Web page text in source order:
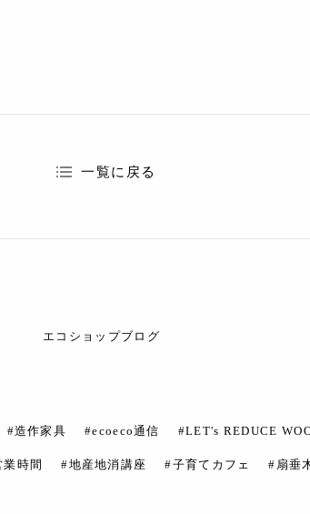
一覧に戻る
エコショップブログ
造作家具 #ecoeco通信 #LET's REDUCE
業時間 #地産地消講座 #子育てカフェ #扇垂